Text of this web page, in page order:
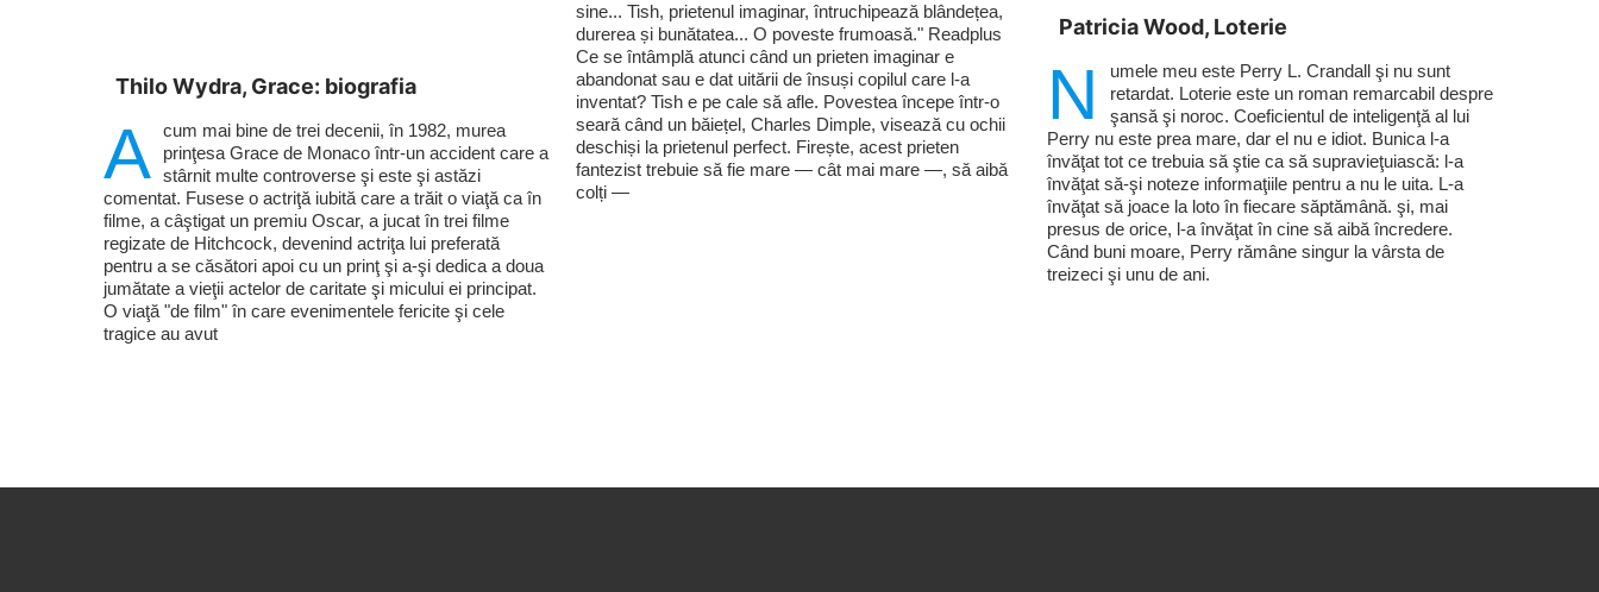
Thilo Wydra, Grace: biografia
A cum mai bine de trei decenii, în 1982, murea
prinţesa Grace de Monaco într-un accident care a
stârnit multe controverse şi este şi astăzi
comentat. Fusese o actriţă iubită care a trăit o viaţă ca în
filme, a câştigat un premiu Oscar, a jucat în trei filme
regizate de Hitchcock, devenind actriţa lui preferată
pentru a se căsători apoi cu un prinţ şi a-şi dedica a doua
jumătate a vieţii actelor de caritate şi micului ei principat.
O viaţă "de film" în care evenimentele fericite şi cele
tragice au avut
sine... Tish, prietenul imaginar, întruchipează blândețea,
durerea și bunătatea... O poveste frumoasă." Readplus
Ce se întâmplă atunci când un prieten imaginar e
abandonat sau e dat uitării de însuși copilul care l-a
inventat? Tish e pe cale să afle. Povestea începe într-o
seară când un băiețel, Charles Dimple, visează cu ochii
deschiși la prietenul perfect. Firește, acest prieten
fantezist trebuie să fie mare — cât mai mare —, să aibă
colți —
Patricia Wood, Loterie
N
umele meu este Perry L. Crandall şi nu sunt
retardat. Loterie este un roman remarcabil despre
şansă şi noroc. Coeficientul de inteligenţă al lui
Perry nu este prea mare, dar el nu e idiot. Bunica l-a
învăţat tot ce trebuia să ştie ca să supravieţuiască: l-a
învăţat să-şi noteze informaţiile pentru a nu le uita. L-a
învăţat să joace la loto în fiecare săptămână. şi, mai
presus de orice, l-a învăţat în cine să aibă încredere.
Când buni moare, Perry rămâne singur la vârsta de
treizeci şi unu de ani.